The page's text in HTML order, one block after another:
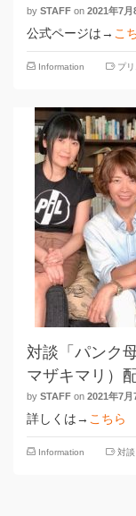
by STAFF on 2021年7月
公式ページは→ こ
Information プ
対談「パンク
マザキマリ）
by STAFF on 2021年7月
詳しくは→ こちら
Information 対談